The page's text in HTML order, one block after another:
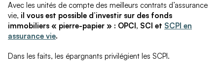
Avec les unités de compte des meilleurs contrats d’assurance
vie, il vous est possible d’investir sur des fonds
immobiliers « pierre-papier » : OPCI, SCI et SCPI en
assurance vie.
Dans les faits, les épargnants privilégient les SCPI.